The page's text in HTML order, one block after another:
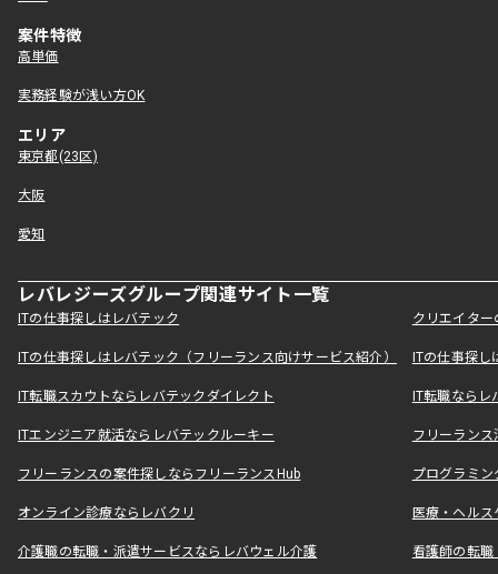
案件特徴
高単価
実務経験が浅い方OK
エリア
東京都(23区)
大阪
愛知
レバレジーズグループ関連サイト一覧
ITの仕事探しはレバテック クリエイタ
ITの仕事探しはレバテック（フリーランス向けサービス紹介） ITの仕事探
IT転職スカウトならレバテックダイレクト IT転職なら
ITエンジニア就活ならレバテックルーキー フリーラン
フリーランスの案件探しならフリーランスHub プログラミ
オンライン診療ならレバクリ 医療・ヘル
介護職の転職・派遣サービスならレバウェル介護 看護師の転